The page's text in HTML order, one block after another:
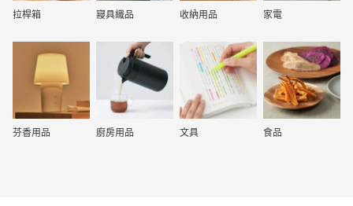
拉桿箱 寢具織品 收納用品 家電
芬香用品 廚房用品 文具 食品